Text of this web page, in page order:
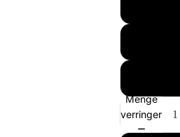
Menge
verringern